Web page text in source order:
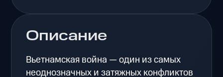
Описание
Вьетнамская война — один из самых
неоднозначных и затяжных конфликтов